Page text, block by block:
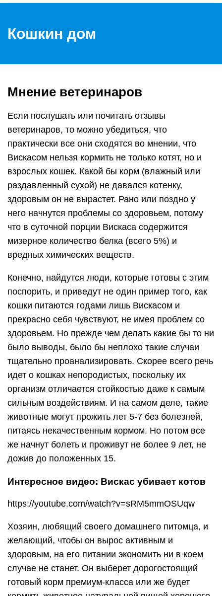
Кошкин дом
Мнение ветеринаров
Если послушать или почитать отзывы
ветеринаров, то можно убедиться, что
практически все они сходятся во мнении, что
Вискасом нельзя кормить не только котят, но и
взрослых кошек. Какой бы корм (влажный или
раздавленный сухой) не давался котенку,
здоровым он не вырастет. Рано или поздно у
него начнутся проблемы со здоровьем, потому
что в суточной порции Вискаса содержится
мизерное количество белка (всего 5%) и
вредных химических веществ.
Конечно, найдутся люди, которые готовы с этим
поспорить, и приведут не один пример того, как
кошки питаются годами лишь Вискасом и
прекрасно себя чувствуют, не имея проблем со
здоровьем. Но прежде чем делать какие бы то ни
было выводы, было бы неплохо такие случаи
тщательно проанализировать. Скорее всего речь
идет о кошках непородистых, поскольку их
организм отличается стойкостью даже к самым
сильным воздействиям. И на самом деле, такие
животные могут прожить лет 5-7 без болезней,
питаясь некачественным кормом. Но потом все
же начнут болеть и проживут не более 9 лет, не
дожив до положенных 15.
Интересное видео: Вискас убивает котов
https://youtube.com/watch?v=sRM5mmOSUqw
Хозяин, любящий своего домашнего питомца, и
желающий, чтобы он вырос активным и
здоровым, на его питании экономить ни в коем
случае не станет. Он выберет дорогостоящий
готовый корм премиум-класса или же будет